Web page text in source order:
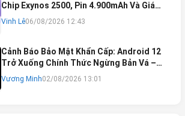
Chip Exynos 2500, Pin 4.900mAh Và Giá
Bán Dự Kiến
Vinh Lê06/08/2026 12:43
Cảnh Báo Bảo Mật Khẩn Cấp: Android 12
Trở Xuống Chính Thức Ngừng Bản Vá –
Rủi Ro Mất Tài Khoản Ngân Hàng & Cách
Khắc Phục
Vương Minh02/08/2026 13:01